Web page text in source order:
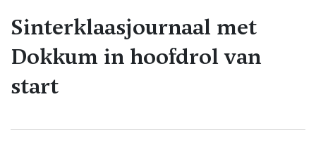
Sinterklaasjournaal met
Dokkum in hoofdrol van
start